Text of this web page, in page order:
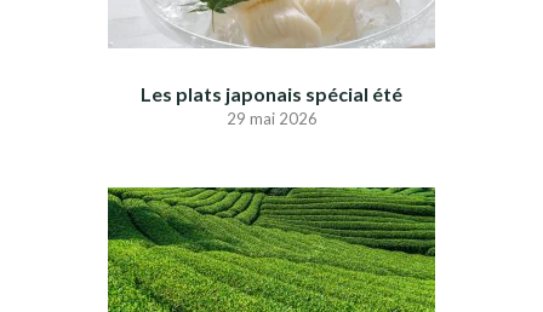
Les plats japonais spécial été
29 mai 2026